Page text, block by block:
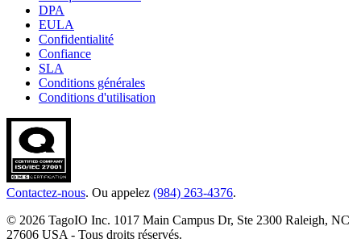
DPA
EULA
Confidentialité
Confiance
SLA
Conditions générales
Conditions d'utilisation
Contactez-nous. Ou appelez (984) 263-4376.
© 2026 TagoIO Inc. 1017 Main Campus Dr, Ste 2300 Raleigh, NC
27606 USA - Tous droits réservés.